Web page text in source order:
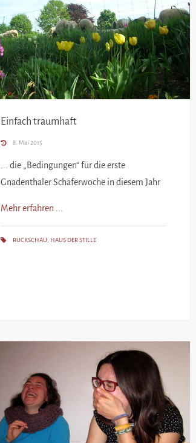
Einfach traumhaft
8. Mai 2015
... die „Bedingungen“ für die erste
Gnadenthaler Schäferwoche in diesem Jahr
Mehr erfahren ...
RÜCKSCHAU HAUS DER STILLE